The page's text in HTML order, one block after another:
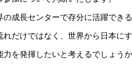
成長センターで存分に活躍できる
だけではなく、世界から日本に
を発揮したいと考えるでしょう